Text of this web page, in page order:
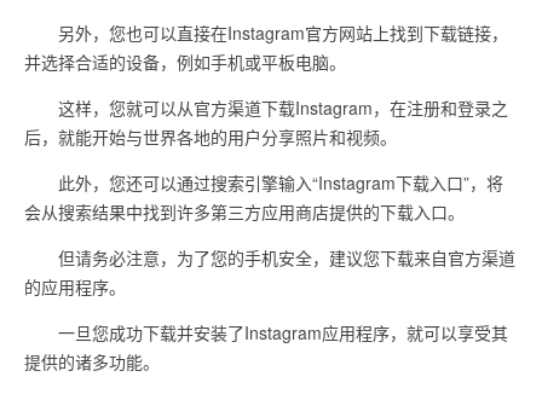
另外，您也可以直接在Instagram官方网站上找到下载链接，
并选择合适的设备，例如手机或平板电脑。
这样，您就可以从官方渠道下载Instagram，在注册和登录之
后，就能开始与世界各地的用户分享照片和视频。
此外，您还可以通过搜索引擎输入“Instagram下载入口”，将
会从搜索结果中找到许多第三方应用商店提供的下载入口。
但请务必注意，为了您的手机安全，建议您下载来自官方渠道
的应用程序。
一旦您成功下载并安装了Instagram应用程序，就可以享受其
提供的诸多功能。